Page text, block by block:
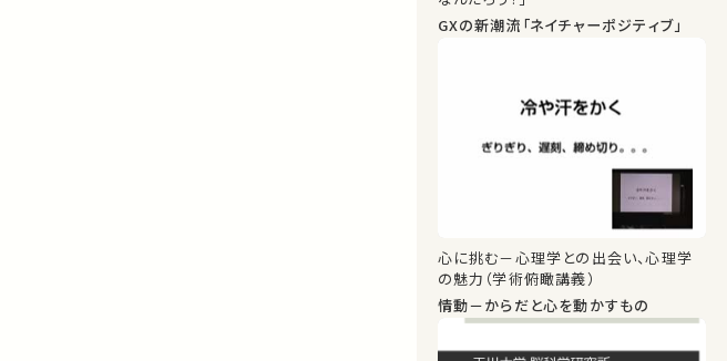
GXの新潮流「ネイチャーポジティブ」
心に挑む－心理学との出会い、心理学
の魅力（学術俯瞰講義）
情動－からだと心を動かすもの